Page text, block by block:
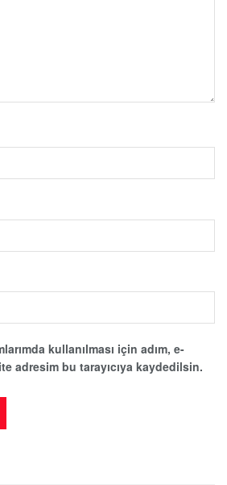
kullanılması için adım, e-
adresim bu tarayıcıya kaydedilsin.